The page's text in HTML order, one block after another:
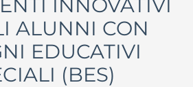
INNOVATIVI
ALUNNI CON
EDUCATIVI
(BES)